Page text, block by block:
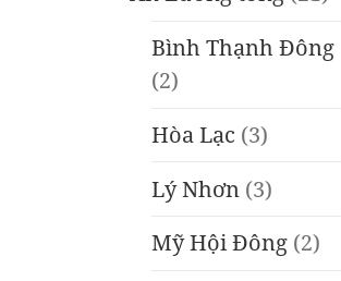
Bình Thạnh Đông
(2)
Hòa Lạc (3)
Lý Nhơn (3)
Mỹ Hội Đông (2)